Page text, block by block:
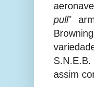
pull"
assim